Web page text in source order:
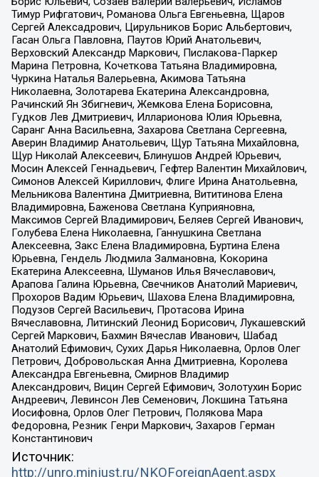
Тимур Рифгатович, Романова Ольга Евгеньевна, Щаров
Сергей Алексадрович, Цирульников Борис Альбертович,
Гасан Ольга Павловна, Паутов Юрий Анатольевич,
Верховский Александр Маркович, Пислакова-Паркер
Марина Петровна, Кочеткова Татьяна Владимировна,
Чуркина Наталья Валерьевна, Акимова Татьяна
Николаевна, Золотарева Екатерина Александровна,
Рачинский Ян Збигневич, Жемкова Елена Борисовна,
Гудков Лев Дмитриевич, Илларионова Юлия Юрьевна,
Саранг Анна Васильевна, Захарова Светлана Сергеевна,
Аверин Владимир Анатольевич, Щур Татьяна Михайловна,
Щур Николай Алексеевич, Блинушов Андрей Юрьевич,
Мосин Алексей Геннадьевич, Гефтер Валентин Михайлович,
Симонов Алексей Кириллович, Флиге Ирина Анатольевна,
Мельникова Валентина Дмитриевна, Вититинова Елена
Владимировна, Баженова Светлана Куприяновна,
Максимов Сергей Владимирович, Беляев Сергей Иванович,
Голубева Елена Николаевна, Ганнушкина Светлана
Алексеевна, Закс Елена Владимировна, Буртина Елена
Юрьевна, Гендель Людмила Залмановна, Кокорина
Екатерина Алексеевна, Шуманов Илья Вячеславович,
Арапова Галина Юрьевна, Свечников Анатолий Мариевич,
Прохоров Вадим Юрьевич, Шахова Елена Владимировна,
Подузов Сергей Васильевич, Протасова Ирина
Вячеславовна, Литинский Леонид Борисович, Лукашевский
Сергей Маркович, Бахмин Вячеслав Иванович, Шабад
Анатолий Ефимович, Сухих Дарья Николаевна, Орлов Олег
Петрович, Добровольская Анна Дмитриевна, Королева
Александра Евгеньевна, Смирнов Владимир
Александрович, Вицин Сергей Ефимович, Золотухин Борис
Андреевич, Левинсон Лев Семенович, Локшина Татьяна
Иосифовна, Орлов Олег Петрович, Полякова Мара
Федоровна, Резник Генри Маркович, Захаров Герман
Константинович
Источник:
http://unro.minjust.ru/NKOForeignAgent.aspx